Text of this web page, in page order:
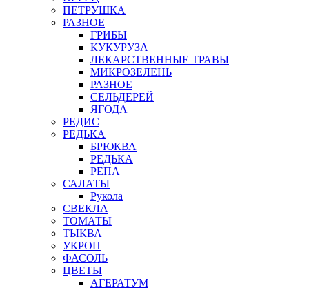
ПЕТРУШКА
РАЗНОЕ
ГРИБЫ
КУКУРУЗА
ЛЕКАРСТВЕННЫЕ ТРАВЫ
МИКРОЗЕЛЕНЬ
РАЗНОЕ
СЕЛЬДЕРЕЙ
ЯГОДА
РЕДИС
РЕДЬКА
БРЮКВА
РЕДЬКА
РЕПА
САЛАТЫ
Рукола
СВЕКЛА
ТОМАТЫ
ТЫКВА
УКРОП
ФАСОЛЬ
ЦВЕТЫ
АГЕРАТУМ